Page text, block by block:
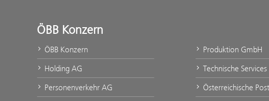
ÖBB Konzern
ÖBB Konzern
Holding AG
Personenverkehr AG
Produktion GmbH
Technische
Österreichische